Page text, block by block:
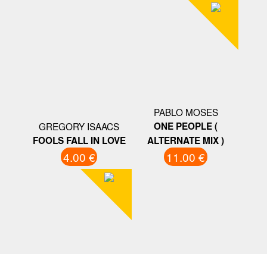
GREGORY ISAACS
FOOLS FALL IN LOVE
4.00 €
PABLO MOSES
ONE PEOPLE (
ALTERNATE MIX )
11.00 €